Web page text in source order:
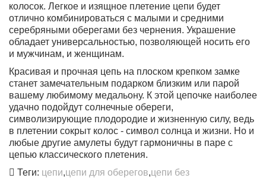
колосок. Легкое и изящное плетение цепи будет
отлично комбинироваться с малыми и средними
серебряными оберегами без чернения. Украшение
обладает универсальностью, позволяющей носить его
и мужчинам, и женщинам.
Красивая и прочная цепь на плоском крепком замке
станет замечательным подарком близким или парой
вашему любимому медальону. К этой цепочке наиболее
удачно подойдут солнечные обереги,
символизирующие плодородие и жизненную силу, ведь
в плетении сокрыт колос - символ солнца и жизни. Но и
любые другие амулеты будут гармоничны в паре с
цепью классического плетения.
Теги: цепи,цепи для оберегов,цепи без